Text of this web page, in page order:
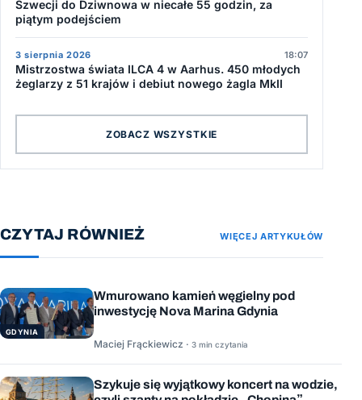
Szwecji do Dziwnowa w niecałe 55 godzin, za
piątym podejściem
3 sierpnia 2026 18:07
Mistrzostwa świata ILCA 4 w Aarhus. 450 młodych
żeglarzy z 51 krajów i debiut nowego żagla MkII
ZOBACZ WSZYSTKIE
CZYTAJ RÓWNIEŻ WIĘCEJ ARTYKUŁÓW
GDYNIA
Wmurowano kamień węgielny pod
inwestycję Nova Marina Gdynia
Maciej Frąckiewicz · 3 min czytania
Szykuje się wyjątkowy koncert na wodzie,